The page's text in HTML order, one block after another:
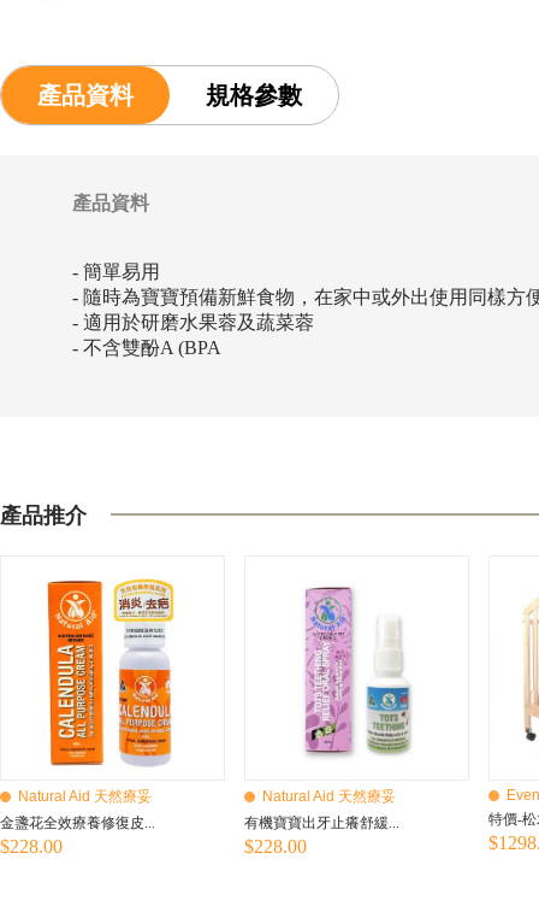
產品資料 規格參數
產品資料
- 簡單易用
- 隨時為寶寶預備新鮮食物，在家中或外出使用同樣方
- 適用於研磨水果蓉及蔬菜蓉
- 不含雙酚A (BPA
產品推介
Natural Aid 天然療妥
金盞花全效療養修復皮...
$228.00
Natural Aid 天然療妥
有機寶寶出牙止癢舒緩...
$228.00
特價-